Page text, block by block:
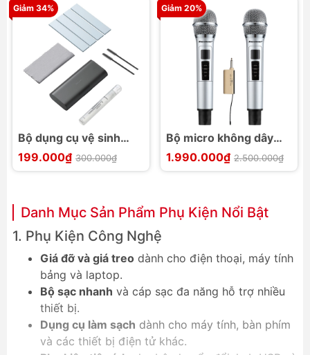
Giảm 34%
Bộ dụng cụ vệ sinh
mini Baseus Portable
Cleaning Set LV804
199.000₫ 300.000₫
Giảm 20%
Bộ micro không dây
Excelvan K48
1.990.000₫ 2.500.000₫
Danh Mục Sản Phẩm Phụ Kiện Nổi Bật
1. Phụ Kiện Công Nghệ
Giá đỡ và giá treo dành cho điện thoại, máy tính
bảng và laptop.
Bộ sạc nhanh và cáp sạc đa năng hỗ trợ nhiều
thiết bị.
Dụng cụ làm sạch dành cho máy tính, bàn phím
và các thiết bị điện tử khác.